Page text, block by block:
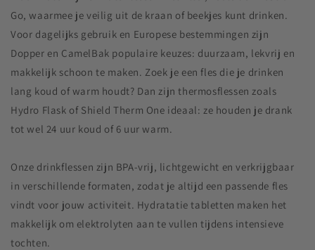
Go, waarmee je veilig uit de kraan of beekjes kunt drinken.
Voor dagelijks gebruik en Europese bestemmingen zijn
Dopper en CamelBak populaire keuzes: duurzaam, lekvrij en
makkelijk schoon te maken. Zoek je een fles die je drinken
lang koud of warm houdt? Dan zijn thermosflessen zoals
Hydro Flask of Shield Therm One ideaal: ze houden je drank
tot wel 24 uur koud of 6 uur warm.
Onze drinkflessen zijn BPA-vrij, lichtgewicht en verkrijgbaar
in verschillende formaten, zodat je altijd een passende fles
vindt voor jouw activiteit. Hydratatie tabletten maken het
makkelijk om elektrolyten aan te vullen tijdens intensieve
tochten.